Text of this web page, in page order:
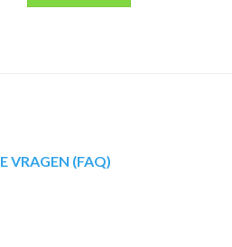
VRAGEN (FAQ)